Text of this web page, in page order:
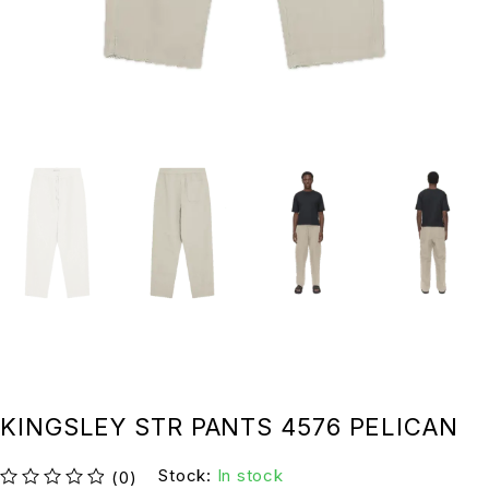
KINGSLEY STR PANTS 4576 PELICAN
(0) Stock: In stock